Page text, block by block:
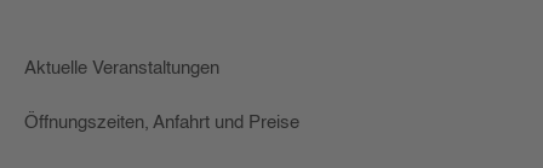
Aktuelle Veranstaltungen
Öffnungszeiten, Anfahrt und Preise